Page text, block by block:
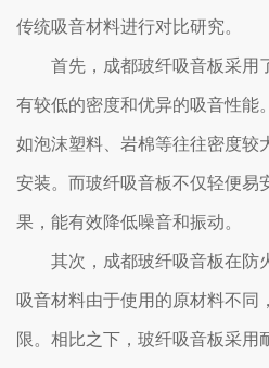
传统吸音材料进行对比研究。
首先，成都玻纤吸音板采用
有较低的密度和优异的吸音性能
如泡沫塑料、岩棉等往往密度较
安装。而玻纤吸音板不仅轻便易
果，能有效降低噪音和振动。
其次，成都玻纤吸音板在防
吸音材料由于使用的原材料不同
限。相比之下，玻纤吸音板采用